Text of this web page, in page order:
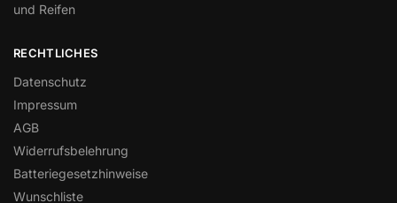
und Reifen
RECHTLICHES
Datenschutz
Impressum
AGB
Widerrufsbelehrung
Batteriegesetzhinweise
Wunschliste